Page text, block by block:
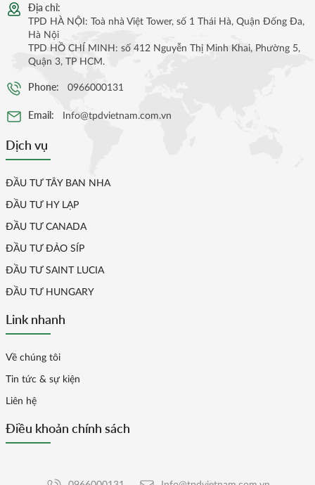
Địa chỉ:
TPD HÀ NỘI: Toà nhà Việt Tower, số 1 Thái Hà, Quận Đống Đa,
Hà Nội
TPD HỒ CHÍ MINH: số 412 Nguyễn Thị Minh Khai, Phường 5,
Quận 3, TP HCM.
Phone: 0966000131
Email: Info@tpdvietnam.com.vn
Dịch vụ
ĐẦU TƯ TÂY BAN NHA
ĐẦU TƯ HY LẠP
ĐẦU TƯ CANADA
ĐẦU TƯ ĐẢO SÍP
ĐẦU TƯ SAINT LUCIA
ĐẦU TƯ HUNGARY
Link nhanh
Về chúng tôi
Tin tức & sự kiện
Liên hệ
Điều khoản chính sách